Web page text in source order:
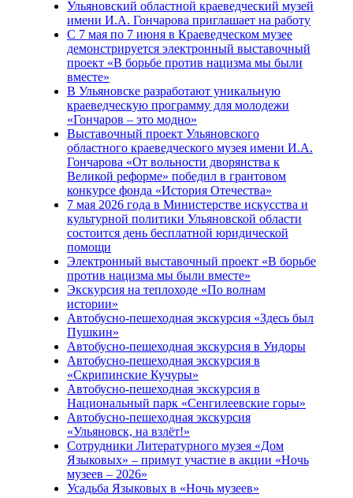
Ульяновский областной краеведческий музей
имени И.А. Гончарова приглашает на работу
С 7 мая по 7 июня в Краеведческом музее
демонстрируется электронный выставочный
проект «В борьбе против нацизма мы были
вместе»
В Ульяновске разработают уникальную
краеведческую программу для молодежи
«Гончаров – это модно»
Выставочный проект Ульяновского
областного краеведческого музея имени И.А.
Гончарова «От вольности дворянства к
Великой реформе» победил в грантовом
конкурсе фонда «История Отечества»
7 мая 2026 года в Министерстве искусства и
культурной политики Ульяновской области
состоится день бесплатной юридической
помощи
Электронный выставочный проект «В борьбе
против нацизма мы были вместе»
Экскурсия на теплоходе «По волнам
истории»
Автобусно-пешеходная экскурсия «Здесь был
Пушкин»
Автобусно-пешеходная экскурсия в Ундоры
Автобусно-пешеходная экскурсия в
«Скрипинские Кучуры»
Автобусно-пешеходная экскурсия в
Национальный парк «Сенгилеевские горы»
Автобусно-пешеходная экскурсия
«Ульяновск, на взлёт!»
Сотрудники Литературного музея «Дом
Языковых» – примут участие в акции «Ночь
музеев – 2026»
Усадьба Языковых в «Ночь музеев»